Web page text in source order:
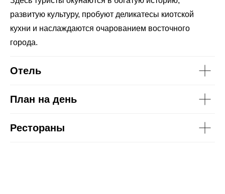
развитую культуру, пробуют деликатесы киотской
кухни и наслаждаются очарованием восточного
города.
Отель
План на день
Рестораны